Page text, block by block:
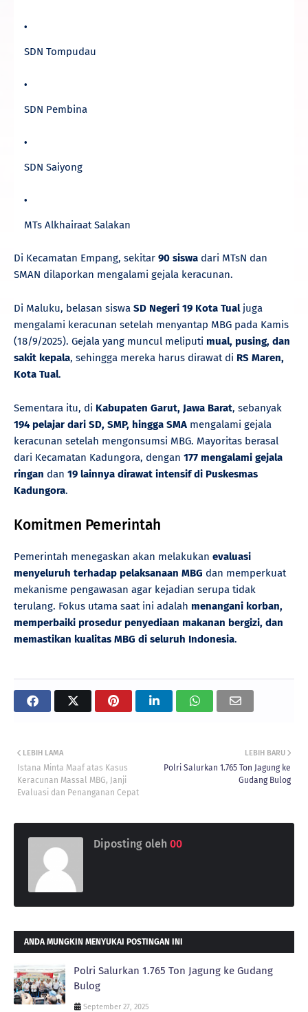
SDN Tompudau
SDN Pembina
SDN Saiyong
MTs Alkhairaat Salakan
Di Kecamatan Empang, sekitar 90 siswa dari MTsN dan
SMAN dilaporkan mengalami gejala keracunan.
Di Maluku, belasan siswa SD Negeri 19 Kota Tualjuga
mengalami keracunan setelah menyantap MBG pada Kamis
(18/9/2025). Gejala yang muncul meliputi mual, pusing, dan
sakit kepala, sehingga mereka harus dirawat di RS Maren,
Kota Tual.
Sementara itu, di Kabupaten Garut, Jawa Barat, sebanyak
194 pelajar dari SD, SMP, hingga SMA mengalami gejala
keracunan setelah mengonsumsi MBG. Mayoritas berasal
dari Kecamatan Kadungora, dengan 177 mengalami gejala
ringan dan 19 lainnya dirawat intensif di Puskesmas
Kadungora.
Komitmen Pemerintah
Pemerintah menegaskan akan melakukan evaluasi
menyeluruh terhadap pelaksanaan MBG dan memperkuat
mekanisme pengawasan agar kejadian serupa tidak
terulang. Fokus utama saat ini adalah menangani korban,
memperbaiki prosedur penyediaan makanan bergizi, dan
memastikan kualitas MBG di seluruh Indonesia.
LEBIH BARU
Polri Salurkan 1.765 Ton Jagung ke
Gudang Bulog
LEBIH LAMA
Istana Minta Maaf atas Kasus
Keracunan Massal MBG, Janji
Evaluasi dan Penanganan Cepat
Diposting oleh 00
ANDA MUNGKIN MENYUKAI POSTINGAN INI
Polri Salurkan 1.765 Ton Jagung ke Gudang
Bulog
September 27, 2025